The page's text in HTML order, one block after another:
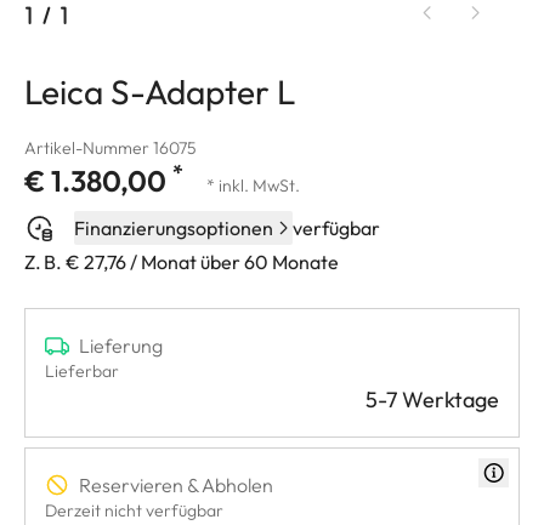
1 / 1
Leica S-Adapter L
Artikel-Nummer 16075
€ 1.380,00 * * inkl. MwSt.
Finanzierungsoptionen
verfügbar
Z. B. € 27,76 / Monat über 60 Monate
Lieferung
Lieferbar
5-7 Werktage
Reservieren & Abholen
Derzeit nicht verfügbar